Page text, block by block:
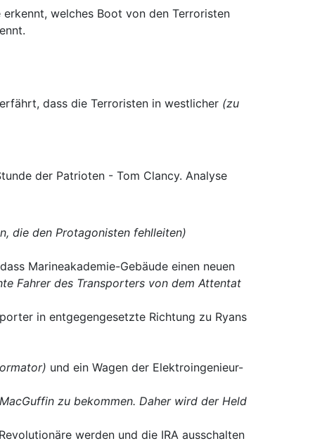
welches Boot von den Terroristen
dass die Terroristen in westlicher (zu
die den Protagonisten fehlleiten)
Marineakademie-Gebäude einen neuen
Fahrer des Transporters von dem Attentat
in entgegengesetzte Richtung zu Ryans
und ein Wagen der Elektroingenieur-
zu bekommen. Daher wird der Held
werden und die IRA ausschalten